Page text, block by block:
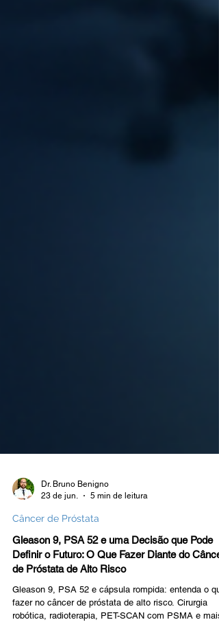
23 de jun.
5 min de leitura
Câncer de Próstata
Gleason 9, PSA 52 e uma Decisão que Pode
de Próstata de Alto Risco
Gleason 9, PSA 52 e cápsula rompida: entenda o